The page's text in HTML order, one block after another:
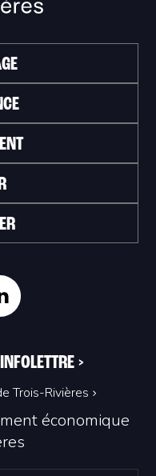
économique
>
Trois-Rivières